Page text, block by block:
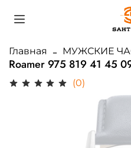
Главная МУЖСКИЕ
Roamer 975 819 41 45
(0)